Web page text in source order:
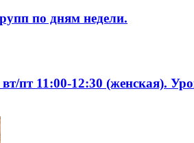
по дням недели.
пт 11:00-12:30 (женская).